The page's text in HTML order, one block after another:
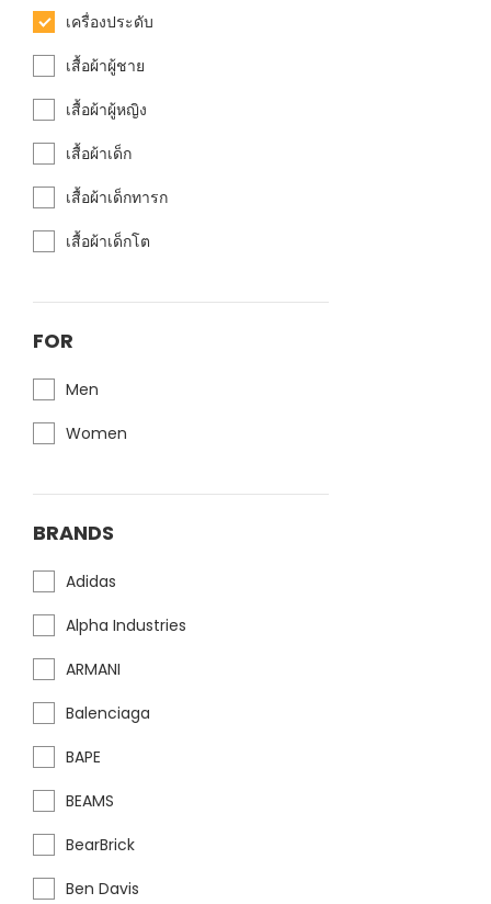
เครื่องประดับ
เสื้อผ้าผู้ชาย
เสื้อผ้าผู้หญิง
เสื้อผ้าเด็ก
เสื้อผ้าเด็กทารก
เสื้อผ้าเด็กโต
FOR
Men
Women
BRANDS
Adidas
Alpha Industries
ARMANI
Balenciaga
BAPE
BEAMS
BearBrick
Ben Davis